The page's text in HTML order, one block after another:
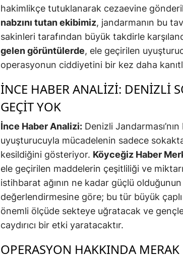
hakimlikçe tutuklanarak cezaevine
nabzını tutan ekibimiz, jandarmanın bu
sakinleri tarafından büyük takdirle
gelen görüntülerde, ele geçirilen
operasyonun ciddiyetini bir kez daha
İNCE HABER ANALIZI: DENIZLI
GEÇIT YOK
İnce Haber Analizi: Denizli
uyuşturucuyla mücadelenin sadece
kesildiğini gösteriyor. Köyceğiz Haber
ele geçirilen maddelerin çeşitliliği ve
istihbarat ağının ne kadar güçlü
değerlendirmesine göre; bu tür büyük
önemli ölçüde sekteye uğratacak ve
caydırıcı bir etki yaratacaktır.
OPERASYON HAKKINDA MERAK